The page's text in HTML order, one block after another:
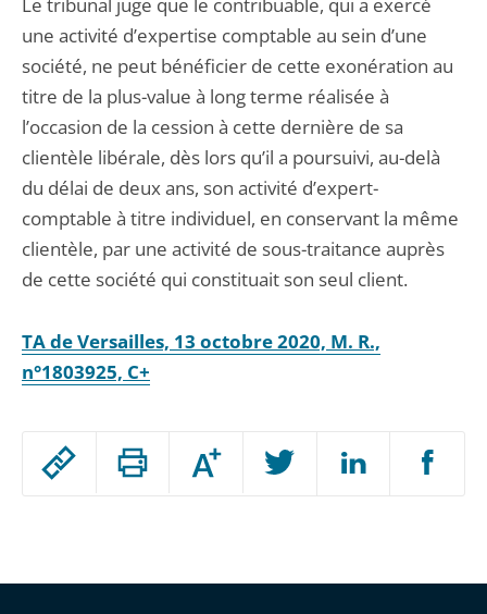
Passer
Augmenter
ou
une activité d’expertise comptable au sein d’une
société, ne peut bénéficier de cette exonération au
titre de la plus-value à long terme réalisée à
l’occasion de la cession à cette dernière de sa
clientèle libérale, dès lors qu’il a poursuivi, au-delà
du délai de deux ans, son activité d’expert-
comptable à titre individuel, en conservant la même
clientèle, par une activité de sous-traitance auprès
de cette société qui constituait son seul client.
TA de Versailles, 13 octobre 2020, M. R.,
n°1803925, C+